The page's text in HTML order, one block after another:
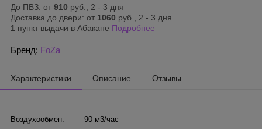
До ПВЗ: от 910 руб., 2 - 3 дня
Доставка до двери: от 1060 руб., 2 - 3 дня
1 пункт выдачи в Абакане Подробнее
Бренд: FoZa
Характеристики Описание Отзывы
Воздухообмен: 90 м3/час